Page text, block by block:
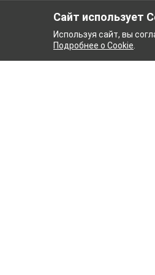
Сайт использует
Используя сайт, вы
Подробнее о Cookie